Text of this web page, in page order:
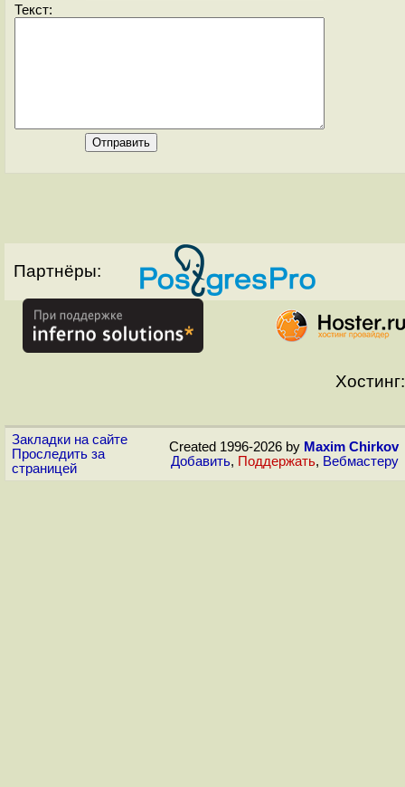
Текст:
Партнёры:
Хостинг:
Закладки на сайте
Проследить за
страницей
Created 1996-2026 by Maxim Chirkov
Добавить, Поддержать, Вебмастеру